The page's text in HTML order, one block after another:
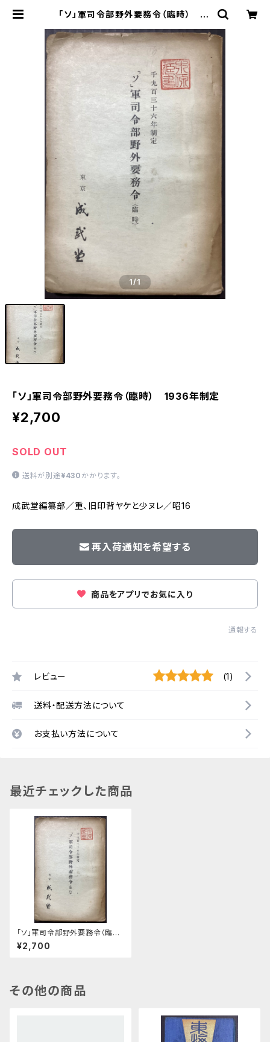
「ソ」軍司令部野外要務令（臨時） 19
1/1
「ソ」軍司令部野外要務令（臨時） 1936年制定
¥2,700
SOLD OUT
送料が別途 ¥430 かかります。
成武堂編纂部／重、旧印背ヤケと少ヌレ／昭16
再入荷通知を希望する
商品をアプリでお気に入り
通報する
レビュー (1)
送料・配送方法について
お支払い方法について
最近チェックした商品
「ソ」軍司令部野外要務令（臨
時） 1936年制定
¥2,700
その他の商品